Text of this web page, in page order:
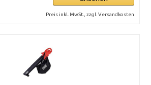
Preis inkl. MwSt., zzgl. Versandkosten